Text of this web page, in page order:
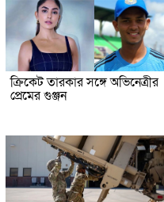
ক্রিকেট তারকার সঙ্গে অভিনেত্রীর
প্রেমের গুঞ্জন